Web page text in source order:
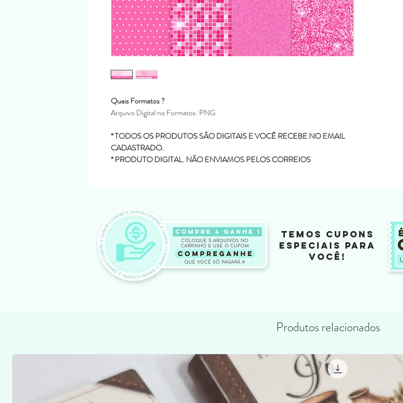
Quais Formatos ?
Arquivo Digital no Formatos: PNG
* TODOS OS PRODUTOS SÃO DIGITAIS E VOCÊ RECEBE NO EMAIL
CADASTRADO.
* PRODUTO DIGITAL. NÃO ENVIAMOS PELOS CORREIOS
TEMOS CUPONS
ESPECIAIS PARA
VOCÊ!
Produtos relacionados